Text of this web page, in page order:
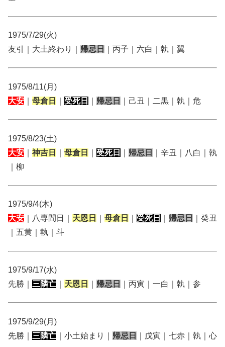
1975/7/29(火)
友引｜大土終わり｜ 帰忌日 ｜丙子｜六白｜執｜翼
1975/8/11(月)
大安
母倉日 受死日 帰忌日 ｜己丑｜二黒｜執｜危
1975/8/23(土)
大安
神吉日 母倉日 受死日 帰忌日
｜辛丑｜八白｜執
｜柳
1975/9/4(木)
大安 ｜八専間日｜ 天恩日 母倉日 受死日 帰忌日
｜癸丑
｜五黄｜執｜斗
1975/9/17(水)
先勝｜ 三隣亡 天恩日 帰忌日 ｜丙寅｜一白｜執｜参
1975/9/29(月)
先勝｜ 三隣亡 ｜小土始まり｜ 帰忌日 ｜戊寅｜七赤｜執｜心